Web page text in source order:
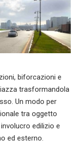
biforcazioni e
trasformandola
Un modo per
tra oggetto
edilizio e
ed esterno.